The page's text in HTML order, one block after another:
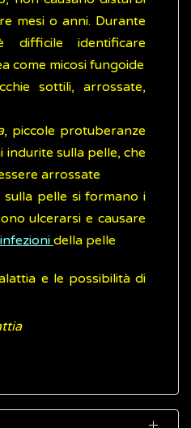
mesi o anni. Durante
difficile identificare
come micosi fungoide
sottili, arrossate,
, piccole protuberanze
indurite sulla pelle, che
arrossate
sulla pelle si formano i
ulcerarsi e causare
infezioni della pelle
e le possibilità di